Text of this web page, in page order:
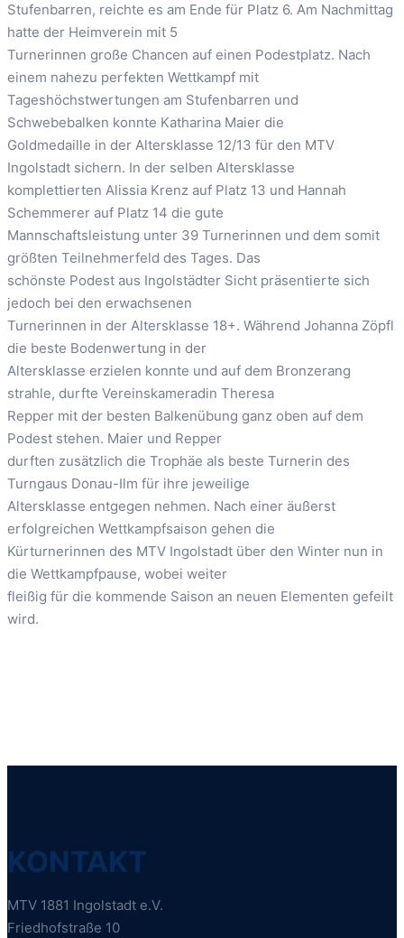
Stufenbarren, reichte es am Ende für Platz 6. Am Nachmittag
hatte der Heimverein mit 5
Turnerinnen große Chancen auf einen Podestplatz. Nach
einem nahezu perfekten Wettkampf mit
Tageshöchstwertungen am Stufenbarren und
Schwebebalken konnte Katharina Maier die
Goldmedaille in der Altersklasse 12/13 für den MTV
Ingolstadt sichern. In der selben Altersklasse
komplettierten Alissia Krenz auf Platz 13 und Hannah
Schemmerer auf Platz 14 die gute
Mannschaftsleistung unter 39 Turnerinnen und dem somit
größten Teilnehmerfeld des Tages. Das
schönste Podest aus Ingolstädter Sicht präsentierte sich
jedoch bei den erwachsenen
Turnerinnen in der Altersklasse 18+. Während Johanna Zöpfl
die beste Bodenwertung in der
Altersklasse erzielen konnte und auf dem Bronzerang
strahle, durfte Vereinskameradin Theresa
Repper mit der besten Balkenübung ganz oben auf dem
Podest stehen. Maier und Repper
durften zusätzlich die Trophäe als beste Turnerin des
Turngaus Donau-Ilm für ihre jeweilige
Altersklasse entgegen nehmen. Nach einer äußerst
erfolgreichen Wettkampfsaison gehen die
Kürturnerinnen des MTV Ingolstadt über den Winter nun in
die Wettkampfpause, wobei weiter
fleißig für die kommende Saison an neuen Elementen gefeilt
wird.
KONTAKT
MTV 1881 Ingolstadt e.V.
Friedhofstraße 10